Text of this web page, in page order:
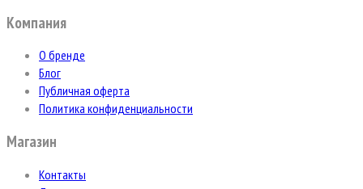
Компания
О бренде
Блог
Публичная оферта
Политика конфиденциальности
Магазин
Контакты